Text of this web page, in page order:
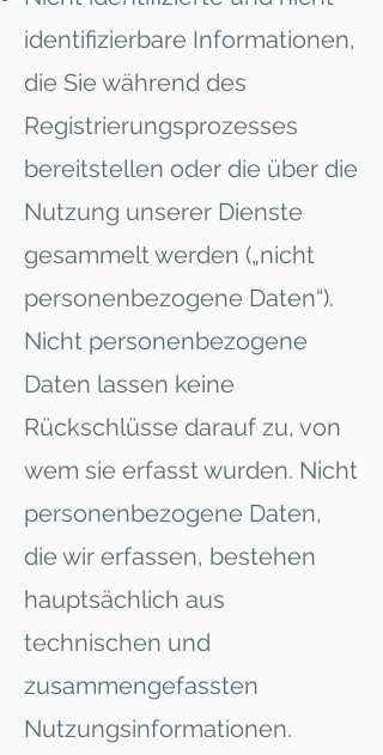
identifizierbare Informationen,
die Sie während des
Registrierungsprozesses
bereitstellen oder die über die
Nutzung unserer Dienste
gesammelt werden („nicht
personenbezogene Daten“).
Nicht personenbezogene
Daten lassen keine
Rückschlüsse darauf zu, von
wem sie erfasst wurden. Nicht
personenbezogene Daten,
die wir erfassen, bestehen
hauptsächlich aus
technischen und
zusammengefassten
Nutzungsinformationen.